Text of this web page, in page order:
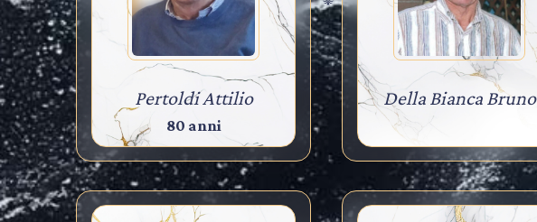
Pertoldi Attilio
80 anni
Della Bianca Bruno